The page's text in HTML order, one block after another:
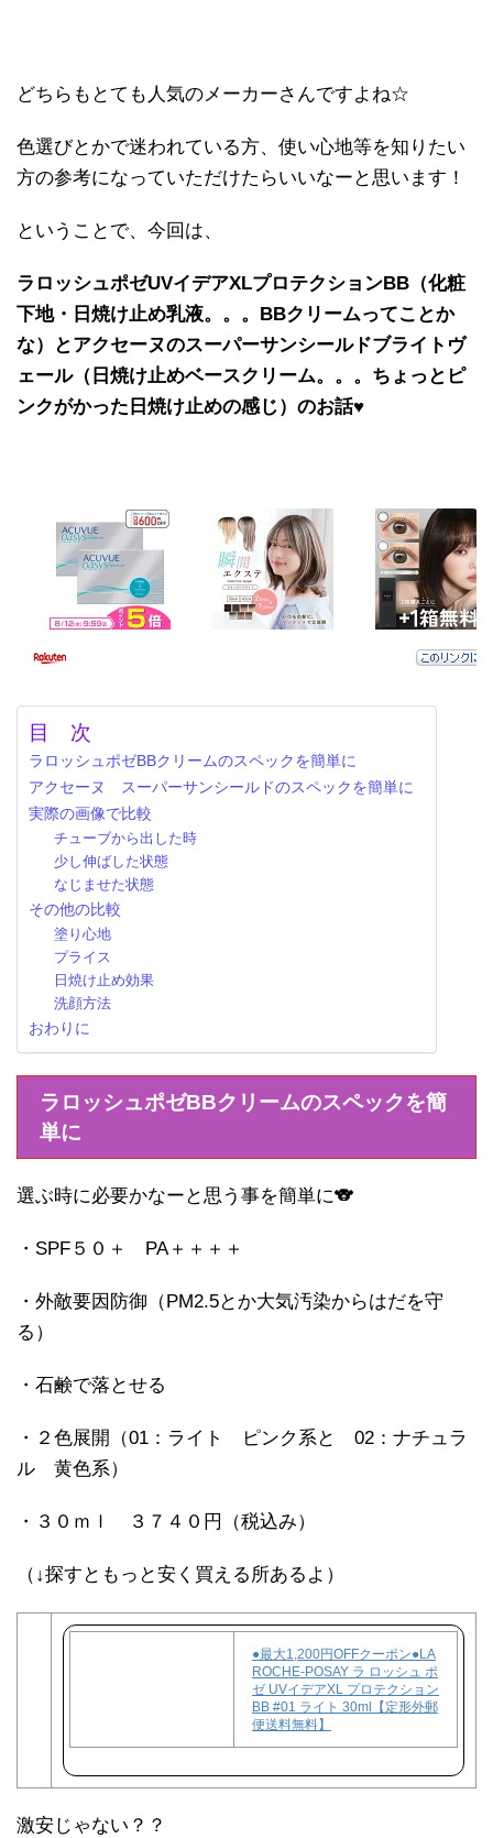
どちらもとても人気のメーカーさんですよね☆
色選びとかで迷われている方、使い心地等を知りたい
方の参考になっていただけたらいいなーと思います！
ということで、今回は、
ラロッシュポゼUVイデアXLプロテクションBB（化粧
下地・日焼け止め乳液。。。BBクリームってことか
な）とアクセーヌのスーパーサンシールドブライトヴ
ェール（日焼け止めベースクリーム。。。ちょっとピ
ンクがかった日焼け止めの感じ）のお話♥
目 次
ラロッシュポゼBBクリームのスペックを簡単に
アクセーヌ スーパーサンシールドのスペックを簡単に
実際の画像で比較
チューブから出した時
少し伸ばした状態
なじませた状態
その他の比較
塗り心地
プライス
日焼け止め効果
洗顔方法
おわりに
ラロッシュポゼBBクリームのスペックを簡
単に
選ぶ時に必要かなーと思う事を簡単に🐨
・SPF５０＋ PA＋＋＋＋
・外敵要因防御（PM2.5とか大気汚染からはだを守
る）
・石鹸で落とせる
・２色展開（01：ライト ピンク系と 02：ナチュラ
ル 黄色系）
・３０ｍｌ ３７４０円（税込み）
（↓探すともっと安く買える所あるよ）
●最大1,200円OFFクーポン●LA
ROCHE-POSAY ラ ロッシュ ポ
ゼ UVイデアXL プロテクション
BB #01 ライト 30ml【定形外郵
便送料無料】
激安じゃない？？